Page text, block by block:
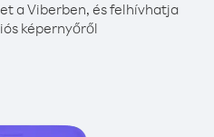
a Viberben, és felhívhatja
képernyőről